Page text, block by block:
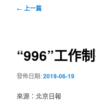
文
← 上一篇
“996”工作
發佈日期:2019-06-19
來源：北京日報